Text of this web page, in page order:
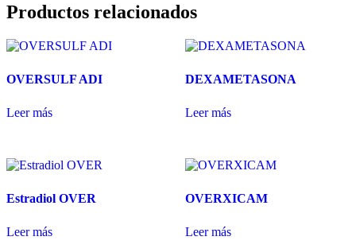
Productos relacionados
OVERSULF ADI
Leer más
DEXAMETASONA
Leer más
Estradiol OVER
Leer más
OVERXICAM
Leer más